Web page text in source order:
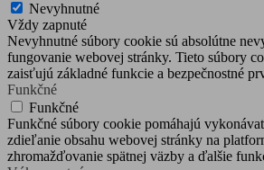
Nevyhnutné
Vždy zapnuté
Nevyhnutné súbory cookie sú absolútne
fungovanie webovej stránky. Tieto súbory
zaisťujú základné funkcie a bezpečnostné
Funkčné
Funkčné
Funkčné súbory cookie pomáhajú
zdieľanie obsahu webovej stránky na
zhromažďovanie spätnej väzby a ďalšie